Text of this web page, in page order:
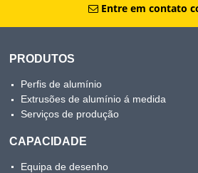
Entre em contato
PRODUTOS
Perfis de alumínio
Extrusões de alumínio á medida
Serviços de produção
CAPACIDADE
Equipa de desenho